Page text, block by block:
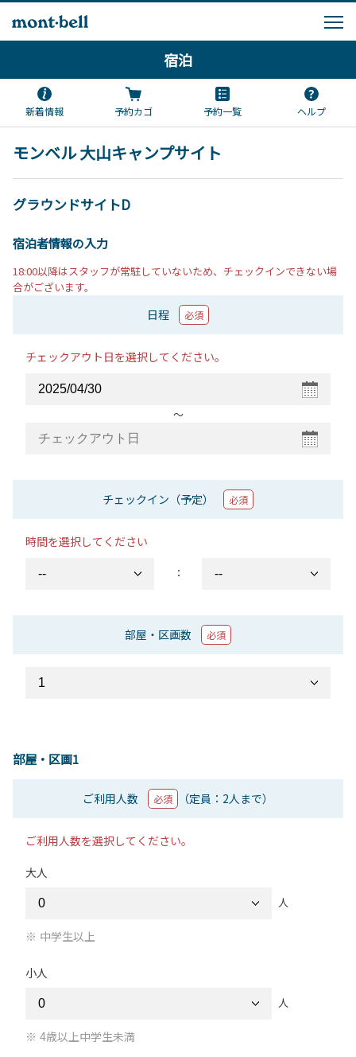
宿泊
新着情報 予約カゴ 予約一覧 ヘルプ
モンベル 大山キャンプサイト
グラウンドサイトD
宿泊者情報の入力
18:00以降はスタッフが常駐していないため、チェックインできない場
合がございます。
日程 必須
チェックアウト日を選択してください。
〜
チェックイン（予定） 必須
時間を選択してください
：
部屋・区画数 必須
部屋・区画1
ご利用人数 必須 （定員：2人まで）
ご利用人数を選択してください。
大人
人
中学生以上
小人
人
4歳以上中学生未満